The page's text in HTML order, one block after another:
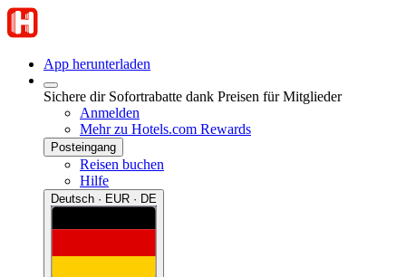
App herunterladen
Sichere dir Sofortrabatte dank Preisen für Mitglieder
Anmelden
Mehr zu Hotels.com Rewards
Posteingang
Reisen buchen
Hilfe
Deutsch · EUR · DE